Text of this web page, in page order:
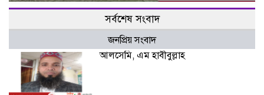
সর্বশেষ সংবাদ
জনপ্রিয় সংবাদ
আলসেমি, এম হাবীবুল্লাহ